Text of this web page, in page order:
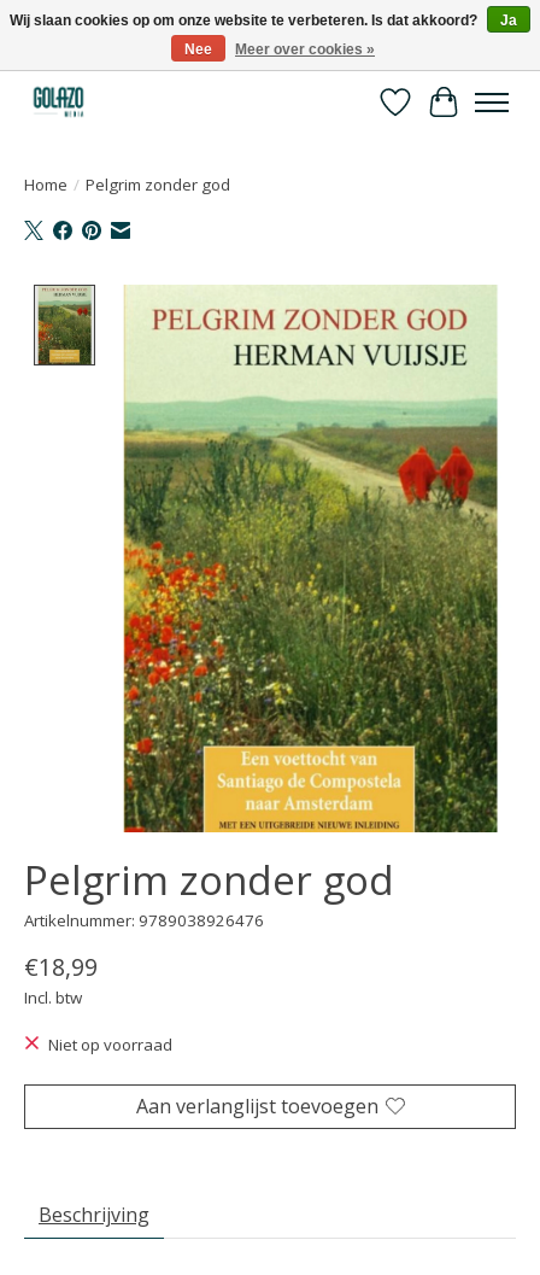
Kennispartner in sport, bewegen en gezondheid
Verlanglijst
Home / Pelgrim zonder god
Pelgrim zonder god
Artikelnummer: 9789038926476
€18,99
Incl. btw
Niet op voorraad
Aan verlanglijst toevoegen
Beschrijving
Wij slaan cookies op om onze website te verbeteren. Is dat akkoord?
Ja
Nee
Meer over cookies »